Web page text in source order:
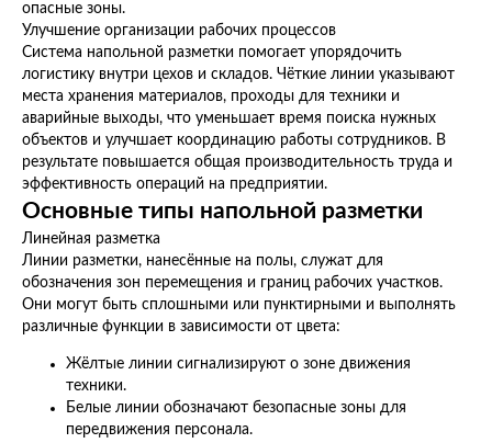
опасные зоны.
Улучшение организации рабочих процессов
Система напольной разметки помогает упорядочить
логистику внутри цехов и складов. Чёткие линии указывают
места хранения материалов, проходы для техники и
аварийные выходы, что уменьшает время поиска нужных
объектов и улучшает координацию работы сотрудников. В
результате повышается общая производительность труда и
эффективность операций на предприятии.
Основные типы напольной разметки
Линейная разметка
Линии разметки, нанесённые на полы, служат для
обозначения зон перемещения и границ рабочих участков.
Они могут быть сплошными или пунктирными и выполнять
различные функции в зависимости от цвета:
Жёлтые линии сигнализируют о зоне движения
техники.
Белые линии обозначают безопасные зоны для
передвижения персонала.